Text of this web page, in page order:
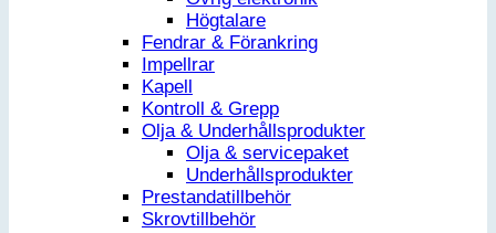
Högtalare
Fendrar & Förankring
Impellrar
Kapell
Kontroll & Grepp
Olja & Underhållsprodukter
Olja & servicepaket
Underhållsprodukter
Prestandatillbehör
Skrovtillbehör